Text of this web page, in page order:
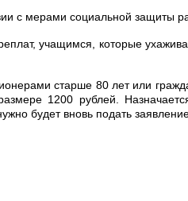
с мерами социальной защиты
учащимся, которые
старше 80 лет или
1200 рублей.
будет вновь подать